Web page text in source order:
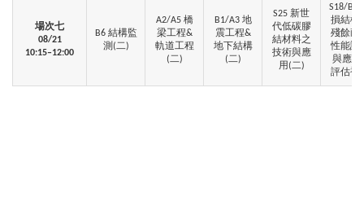
場次七
08/21
10:15–12:00
B6 結構監
測(二)
A2/A5 橋
梁工程&
軌道工程
(二)
B1/A3 地
震工程&
地下結構
(二)
S25 新世
代低碳膠
結材料之
技術與應
用(二)
S18/B3
損結構
殘餘耐
性能評
與應用
評估補